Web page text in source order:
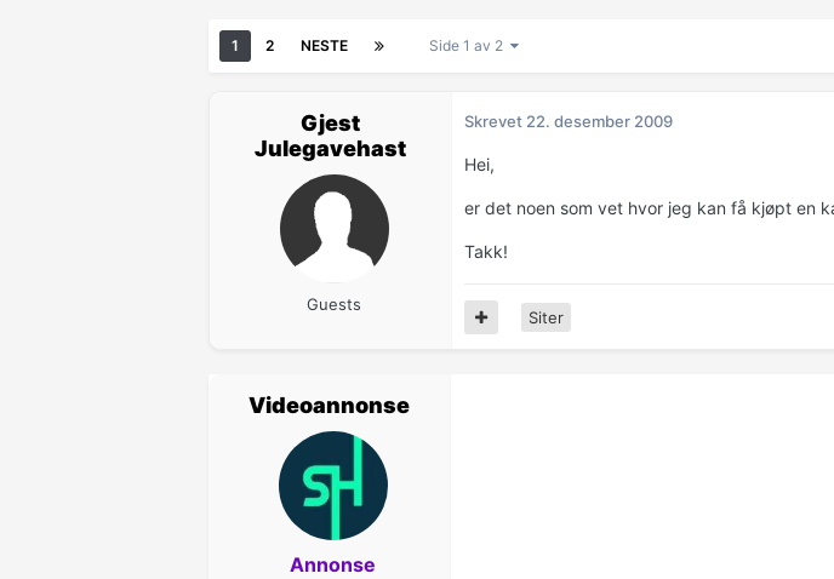
1 2 NESTE Side 1 av 2
Gjest
Julegavehast
Guests
Skrevet 22. desember 2009
Hei,
er det noen som vet hvor jeg kan få kjøpt en
Takk!
Siter
Videoannonse
Annonse